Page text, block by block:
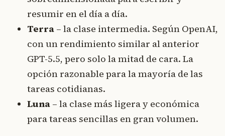
resumir en el día a día.
Terra – la clase intermedia. Según OpenAI,
con un rendimiento similar al anterior
GPT-5.5, pero solo la mitad de cara. La
opción razonable para la mayoría de las
tareas cotidianas.
Luna – la clase más ligera y económica
para tareas sencillas en gran volumen.